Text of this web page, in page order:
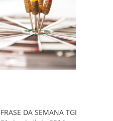
FRASE DA SEMANA TGI